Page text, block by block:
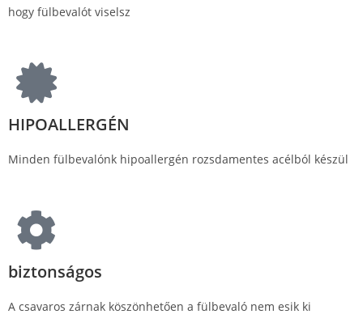
hogy fülbevalót viselsz
HIPOALLERGÉN
Minden fülbevalónk hipoallergén rozsdamentes acélból készül
biztonságos
A csavaros zárnak köszönhetően a fülbevaló nem esik ki